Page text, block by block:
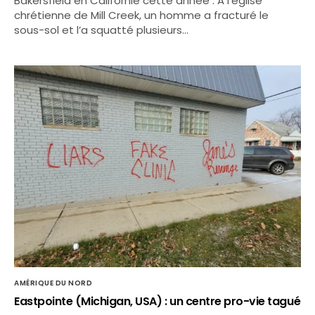
chrétienne de Mill Creek, un homme a fracturé le
sous-sol et l’a squatté plusieurs…
AMÉRIQUE DU NORD
Eastpointe (Michigan, USA) : un centre pro-vie tagué